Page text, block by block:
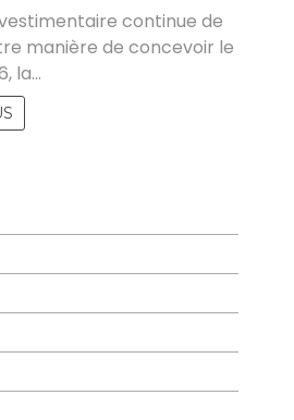
continue de
manière de concevoir le
la…